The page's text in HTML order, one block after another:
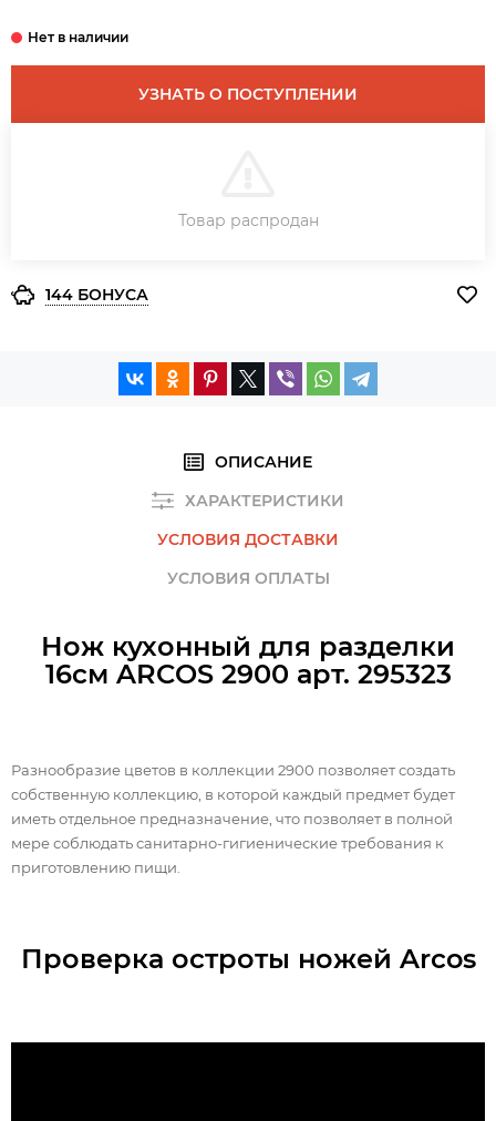
УЗНАТЬ О ПОСТУПЛЕНИИ
ЗАКАЗ В ОДИН КЛИК
Товар распродан
144 БОНУСА
ОПИСАНИЕ
ХАРАКТЕРИСТИКИ
УСЛОВИЯ ДОСТАВКИ
УСЛОВИЯ ОПЛАТЫ
Нож кухонный для разделки
16см ARCOS 2900 арт. 295323
Разнообразие цветов в коллекции 2900 позволяет создать
собственную коллекцию, в которой каждый предмет будет
иметь отдельное предназначение, что позволяет в полной
мере соблюдать санитарно-гигиенические требования к
приготовлению пищи.
Проверка остроты ножей Arcos